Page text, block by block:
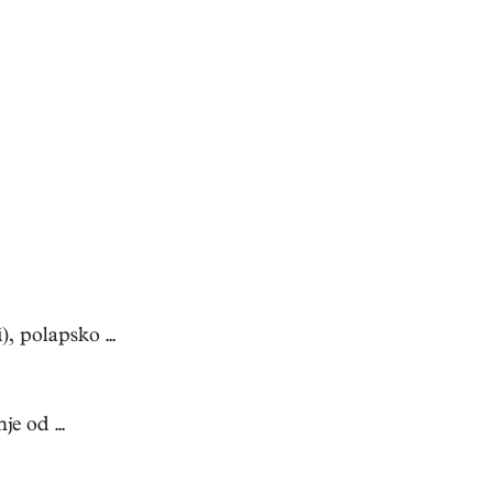
polapsko ...
od ...